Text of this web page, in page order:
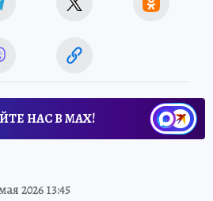
НАС В МАХ!
2026 13:45